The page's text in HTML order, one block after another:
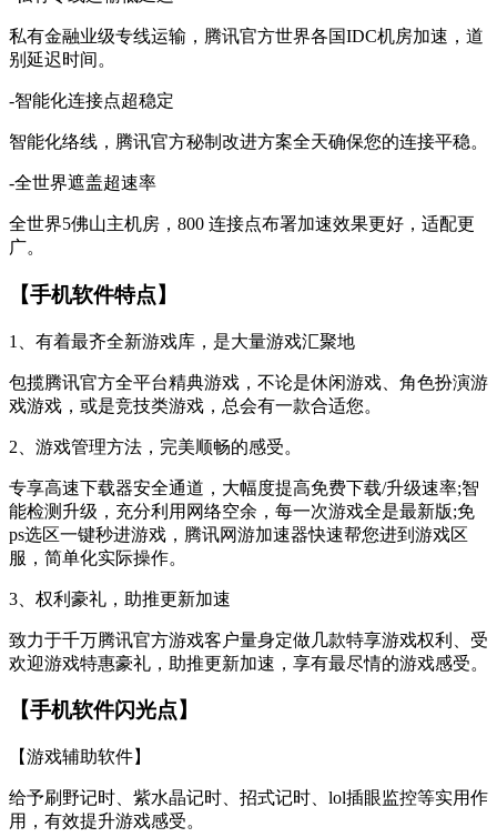
私有金融业级专线运输，腾讯官方世界各国IDC机房加速，道
别延迟时间。
-智能化连接点超稳定
智能化络线，腾讯官方秘制改进方案全天确保您的连接平稳。
-全世界遮盖超速率
全世界5佛山主机房，800 连接点布署加速效果更好，适配更
广。
【手机软件特点】
1、有着最齐全新游戏库，是大量游戏汇聚地
包揽腾讯官方全平台精典游戏，不论是休闲游戏、角色扮演游
戏游戏，或是竞技类游戏，总会有一款合适您。
2、游戏管理方法，完美顺畅的感受。
专享高速下载器安全通道，大幅度提高免费下载/升级速率;智
能检测升级，充分利用网络空余，每一次游戏全是最新版;免
ps选区一键秒进游戏，腾讯网游加速器快速帮您进到游戏区
服，简单化实际操作。
3、权利豪礼，助推更新加速
致力于千万腾讯官方游戏客户量身定做几款特享游戏权利、受
欢迎游戏特惠豪礼，助推更新加速，享有最尽情的游戏感受。
【手机软件闪光点】
【游戏辅助软件】
给予刷野记时、紫水晶记时、招式记时、lol插眼监控等实用作
用，有效提升游戏感受。